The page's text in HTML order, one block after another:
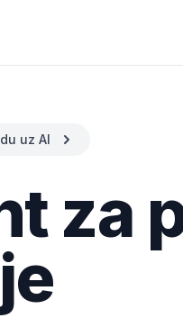
uz AI
za